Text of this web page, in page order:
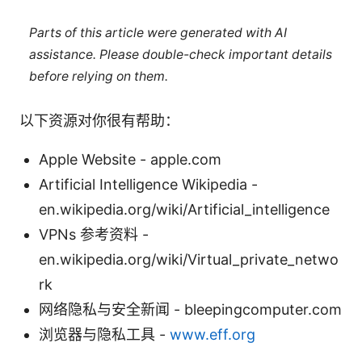
Parts of this article were generated with AI
assistance. Please double-check important details
before relying on them.
以下资源对你很有帮助：
Apple Website - apple.com
Artificial Intelligence Wikipedia -
en.wikipedia.org/wiki/Artificial_intelligence
VPNs 参考资料 -
en.wikipedia.org/wiki/Virtual_private_netwo
rk
网络隐私与安全新闻 - bleepingcomputer.com
浏览器与隐私工具 - www.eff.org